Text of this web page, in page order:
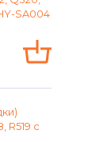
SA004
R519 с